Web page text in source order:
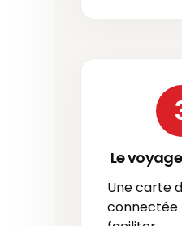
Le
Une carte
connectée